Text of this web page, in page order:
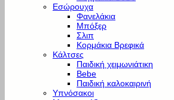
Εσώρουχα
Φανελάκια
Μπόξερ
Σλιπ
Κορμάκια Βρεφικά
Κάλτσες
Παιδική χειμωνιάτικη
Bebe
Παιδική καλοκαιρινή
Υπνόσακοι